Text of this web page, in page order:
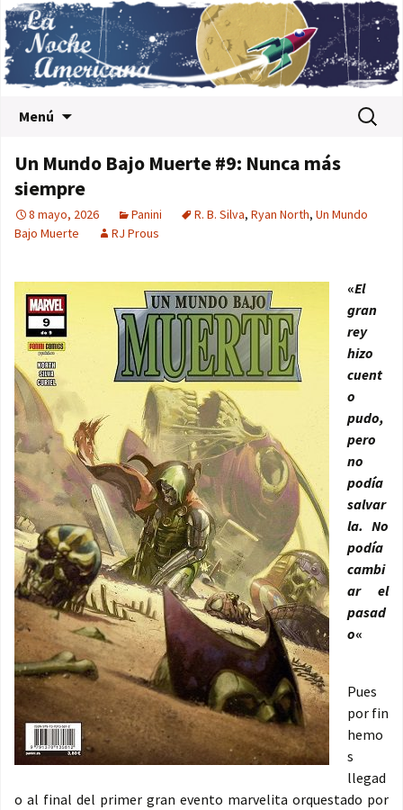
Menú Buscar:
Un Mundo Bajo Muerte #9: Nunca más
siempre
8 mayo, 2026 Panini R. B. Silva, Ryan North, Un Mundo
Bajo Muerte
RJ Prous
«El
gran
rey
hizo
cuent
o
pudo,
pero
no
podía
salvar
la. No
podía
cambi
ar el
pasad
o«
Pues
por fin
hemo
s
llegad
o al final del primer gran evento marvelita orquestado por